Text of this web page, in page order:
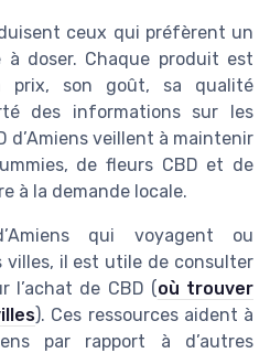
ceux qui préfèrent un
doser. Chaque produit est
prix, son goût, sa qualité
des informations sur les
d’Amiens veillent à maintenir
de fleurs CBD et de
à la demande locale.
qui voyagent ou
villes, il est utile de consulter
l’achat de CBD (où trouver
). Ces ressources aident à
par rapport à d’autres